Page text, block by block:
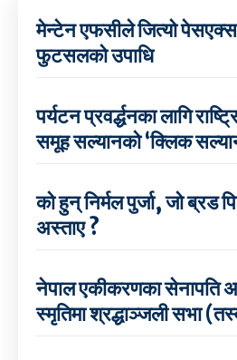
मेन्टेन एफसीले जित्यो पेसएक्स
फुटसलको उपाधि
पर्यटन प्रवर्द्धनका लागि
समूह सल्यानको ‘क्लिक
को हुन् निर्मल पुर्जा, जो ब्रड
अस्ताए ?
नेपाल एकीकरणका सेनापति
स्मृतिमा श्रद्धाञ्जली सभा